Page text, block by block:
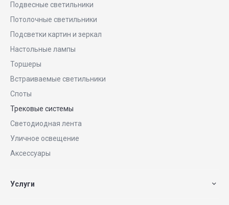
Подвесные светильники
Потолочные светильники
Подсветки картин и зеркал
Настольные лампы
Торшеры
Встраиваемые светильники
Споты
Трековые системы
Светодиодная лента
Уличное освещение
Аксессуары
Услуги